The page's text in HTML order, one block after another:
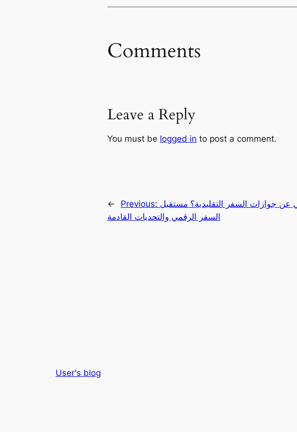
Comments
Leave a Reply
You must be logged in to post a comment.
← Previous: جوازات السفر التقليدية؟ مستقبل
السفر الرقمي والتحديات القادمة
User's blog